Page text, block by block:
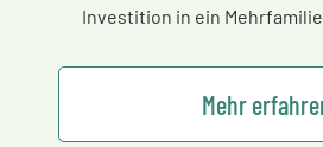
Investition in ein
Mehr